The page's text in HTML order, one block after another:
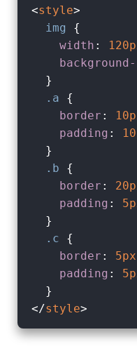
<style>
img
{
width :
  }
.a {
border :
padding :
  }
.b {
border :
padding :
  }
.c {
border : 5px
padding :
</style>